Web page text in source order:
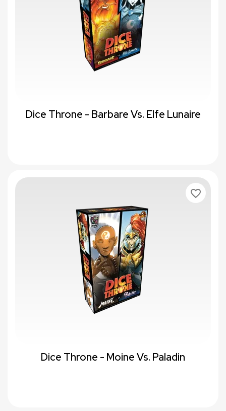
Dice Throne - Barbare Vs. Elfe Lunaire
Dice Throne - Moine Vs. Paladin
favorite_border